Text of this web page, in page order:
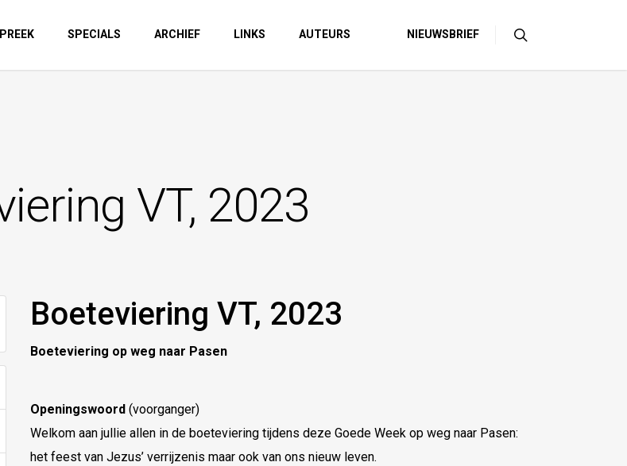
SPECIALS ARCHIEF LINKS AUTEURS NIEUWSBRIEF
VT, 2023
Boeteviering VT, 2023
Boeteviering op weg naar Pasen
Openingswoord (voorganger)
Welkom aan jullie allen in de boeteviering tijdens deze Goede Week op weg naar Pasen:
het feest van Jezus’ verrijzenis maar ook van ons nieuw leven.